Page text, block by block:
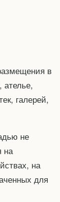
в
ателье,
галерей,
не
на
на
для